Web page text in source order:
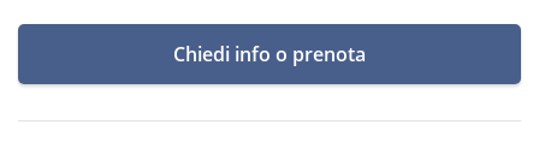
Chiedi info o prenota